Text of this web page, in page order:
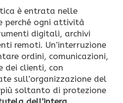
è entrata nelle
perché ogni attività
digitali, archivi
remoti. Un’interruzione
ordini, comunicazioni,
dei clienti, con
sull’organizzazione del
soltanto di protezione